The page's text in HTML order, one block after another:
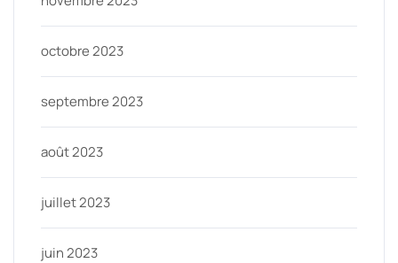
octobre 2023
septembre 2023
août 2023
juillet 2023
juin 2023